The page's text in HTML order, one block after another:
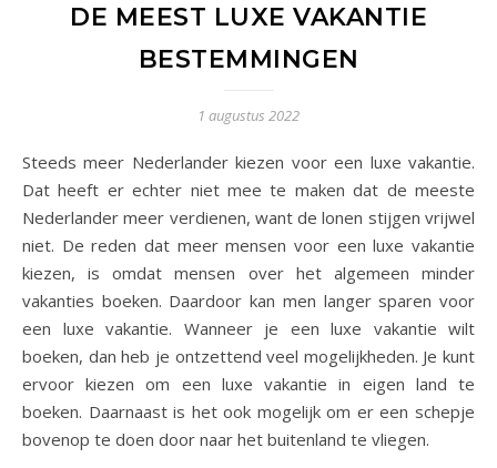
DE MEEST LUXE VAKANTIE
BESTEMMINGEN
1 augustus 2022
Steeds meer Nederlander kiezen voor een luxe vakantie.
Dat heeft er echter niet mee te maken dat de meeste
Nederlander meer verdienen, want de lonen stijgen vrijwel
niet. De reden dat meer mensen voor een luxe vakantie
kiezen, is omdat mensen over het algemeen minder
vakanties boeken. Daardoor kan men langer sparen voor
een luxe vakantie. Wanneer je een luxe vakantie wilt
boeken, dan heb je ontzettend veel mogelijkheden. Je kunt
ervoor kiezen om een luxe vakantie in eigen land te
boeken. Daarnaast is het ook mogelijk om er een schepje
bovenop te doen door naar het buitenland te vliegen.